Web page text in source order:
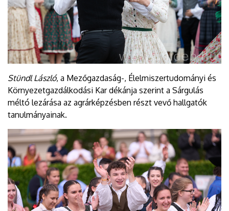
Stündl László, a Mezőgazdaság-, Élelmiszertudományi és
Környezetgazdálkodási Kar dékánja szerint a Sárgulás
méltó lezárása az agrárképzésben részt vevő hallgatók
tanulmányainak.